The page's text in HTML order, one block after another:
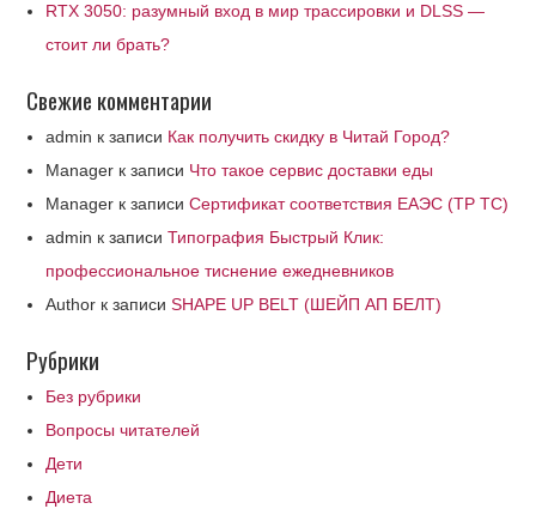
RTX 3050: разумный вход в мир трассировки и DLSS —
стоит ли брать?
Свежие комментарии
admin к записи Как получить скидку в Читай Город?
Manager к записи Что такое сервис доставки еды
Manager к записиСертификат соответствия ЕАЭС (ТР ТС)
admin к записиТипография Быстрый Клик:
профессиональное тиснение ежедневников
Author к записиSHAPE UP BELT (ШЕЙП АП БЕЛТ)
Рубрики
Без рубрики
Вопросы читателей
Дети
Диета